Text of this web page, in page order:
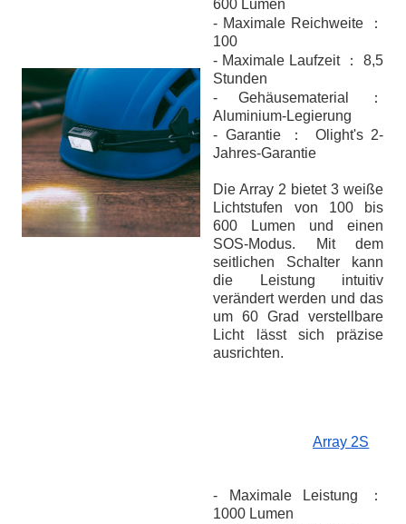
600 Lumen
- Maximale Reichweite ：
100
- Maximale Laufzeit ： 8,5
Stunden
- Gehäusematerial ：
Aluminium-Legierung
- Garantie ： Olight's 2-
Jahres-Garantie
Die Array 2 bietet 3 weiße
Lichtstufen von 100 bis
600 Lumen und einen
SOS-Modus. Mit dem
seitlichen Schalter kann
die Leistung intuitiv
verändert werden und das
um 60 Grad verstellbare
Licht lässt sich präzise
ausrichten.
Array 2S
- Maximale Leistung ：
1000 Lumen